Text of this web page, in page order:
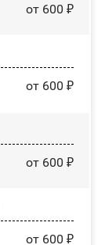
от 600 ₽
от 600 ₽
от 600 ₽
от 600 ₽